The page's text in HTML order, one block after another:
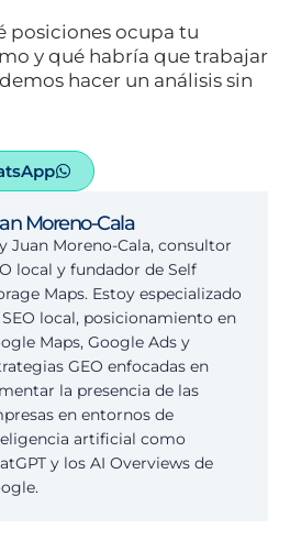
posiciones ocupa tu
y qué habría que trabajar
hacer un análisis sin
Moreno-Cala
Juan Moreno-Cala, consultor
local y fundador de Self
Maps. Estoy especializado
local, posicionamiento en
Maps, Google Ads y
GEO enfocadas en
la presencia de las
en entornos de
artificial como
y los AI Overviews de